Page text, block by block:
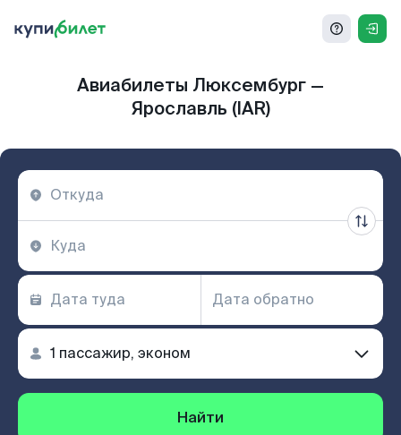
Авиабилеты Люксембург —
Ярославль (IAR)
Найти